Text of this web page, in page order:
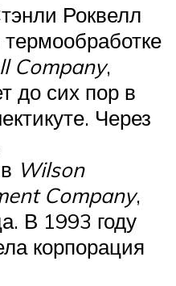
Роквелл
Company,
до сих пор в
Через
Wilson
Company,
В 1993 году
корпорация